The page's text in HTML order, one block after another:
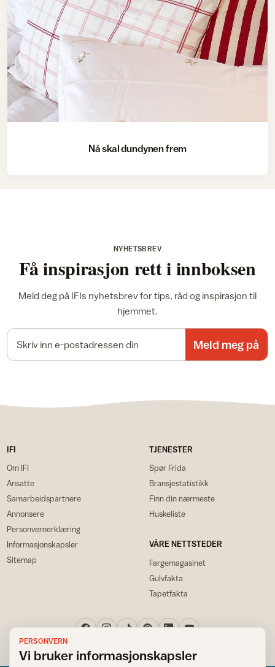
Nå skal dundynen frem
NYHETSBREV
Få inspirasjon rett i innboksen
Meld deg på IFIs nyhetsbrev for tips, råd og inspirasjon til
hjemmet.
Meld meg på
IFI
Om IFI
Ansatte
Samarbeidspartnere
Annonsere
Personvernerklæring
Informasjonskapsler
Sitemap
TJENESTER
Spør Frida
Bransjestatistikk
Finn din nærmeste
Huskeliste
VÅRE NETTSTEDER
Fargemagasinet
Gulvfakta
Tapetfakta
PERSONVERN
Vi bruker informasjonskapsler